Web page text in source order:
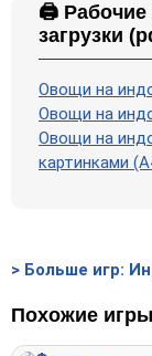
🖨️ Рабочие
загрузки
Овощи на
Овощи на
Овощи на
картинками
> Больше игр:
Похожие игры